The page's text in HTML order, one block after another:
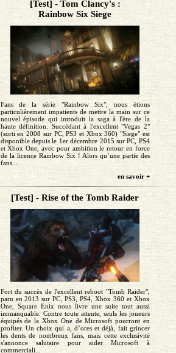
[Test] - Tom Clancy's :
Rainbow Six Siege
Fans de la série "Rainbow Six", nous étions
particulièrement impatients de mettre la main sur ce
nouvel épisode qui introduit la saga à l'ère de la
haute définition. Succèdant à l'excellent "Vegas 2"
(sorti en 2008 sur PC, PS3 et Xbox 360) "Siege" est
disponible depuis le 1er décembre 2015 sur PC, PS4
et Xbox One, avec pour ambition le retour en force
de la licence Rainbow Six ! Alors qu’une partie des
fans...
en savoir +
[Test] - Rise of the Tomb Raider
Fort du succès de l'excellent reboot "Tomb Raider",
paru en 2013 sur PC, PS3, PS4, Xbox 360 et Xbox
One, Square Enix nous livre une suite tout aussi
immanquable. Contre toute attente, seuls les joueurs
équipés de la Xbox One de Microsoft pourront en
profiter. Un choix qui a, d’ores et déjà, fait grincer
les dents de nombreux fans, mais cette exclusivité
s'annonce salutaire pour aider Microsoft à
commerciali...